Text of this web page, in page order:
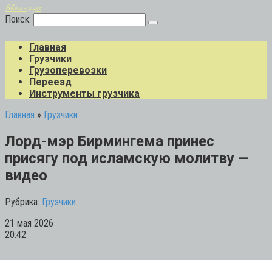
Авто-грузо
Поиск:
Главная
Грузчики
Грузоперевозки
Переезд
Инструменты грузчика
Главная » Грузчики
Лорд-мэр Бирмингема принес
присягу под исламскую молитву —
видео
Рубрика: Грузчики
21 мая 2026
20:42